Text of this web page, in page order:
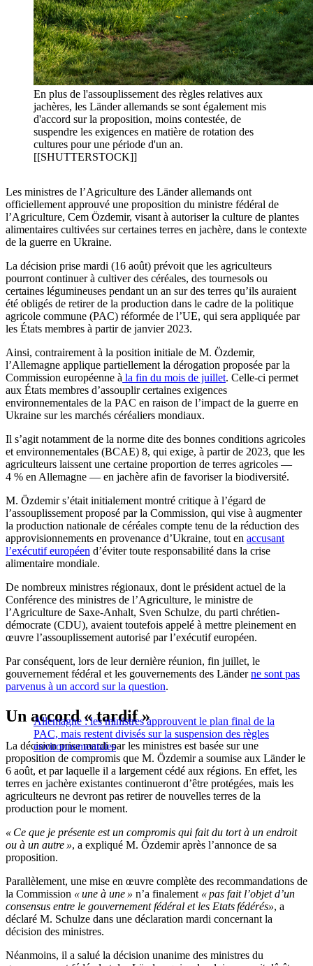
En plus de l'assouplissement des règles relatives aux
jachères, les Länder allemands se sont également mis
d'accord sur la proposition, moins contestée, de
suspendre les exigences en matière de rotation des
cultures pour une période d'un an.
[[SHUTTERSTOCK]]
Les ministres de l’Agriculture des Länder allemands ont
officiellement approuvé une proposition du ministre fédéral de
l’Agriculture, Cem Özdemir, visant à autoriser la culture de plantes
alimentaires cultivées sur certaines terres en jachère, dans le contexte
de la guerre en Ukraine.
La décision prise mardi (16 août) prévoit que les agriculteurs
pourront continuer à cultiver des céréales, des tournesols ou
certaines légumineuses pendant un an sur des terres qu’ils auraient
été obligés de retirer de la production dans le cadre de la politique
agricole commune (PAC) réformée de l’UE, qui sera appliquée par
les États membres à partir de janvier 2023.
Ainsi, contrairement à la position initiale de M. Özdemir,
l’Allemagne applique partiellement la dérogation proposée par la
Commission européenne à la fin du mois de juillet. Celle-ci permet
aux États membres d’assouplir certaines exigences
environnementales de la PAC en raison de l’impact de la guerre en
Ukraine sur les marchés céréaliers mondiaux.
Il s’agit notamment de la norme dite des bonnes conditions agricoles
et environnementales (BCAE) 8, qui exige, à partir de 2023, que les
agriculteurs laissent une certaine proportion de terres agricoles —
4 % en Allemagne — en jachère afin de favoriser la biodiversité.
M. Özdemir s’était initialement montré critique à l’égard de
l’assouplissement proposé par la Commission, qui vise à augmenter
la production nationale de céréales compte tenu de la réduction des
approvisionnements en provenance d’Ukraine, tout en accusant
l’exécutif européen d’éviter toute responsabilité dans la crise
alimentaire mondiale.
De nombreux ministres régionaux, dont le président actuel de la
Conférence des ministres de l’Agriculture, le ministre de
l’Agriculture de Saxe-Anhalt, Sven Schulze, du parti chrétien-
démocrate (CDU), avaient toutefois appelé à mettre pleinement en
œuvre l’assouplissement autorisé par l’exécutif européen.
Par conséquent, lors de leur dernière réunion, fin juillet, le
gouvernement fédéral et les gouvernements des Länderne sont pas
parvenus à un accord sur la question.
Allemagne : les ministres approuvent le plan final de la
PAC, mais restent divisés sur la suspension des règles
environnementales
Un accord « tardif »
La décision prise mardi par les ministres est basée sur une
proposition de compromis que M. Özdemir a soumise aux Länder le
6 août, et par laquelle il a largement cédé aux régions. En effet, les
terres en jachère existantes continueront d’être protégées, mais les
agriculteurs ne devront pas retirer de nouvelles terres de la
production pour le moment.
« Ce que je présente est un compromis qui fait du tort à un endroit
ou à un autre », a expliqué M. Özdemir après l’annonce de sa
proposition.
Parallèlement, une mise en œuvre complète des recommandations de
la Commission « une à une » n’a finalement « pas fait l’objet d’un
consensus entre le gouvernement fédéral et les Etats fédérés», a
déclaré M. Schulze dans une déclaration mardi concernant la
décision des ministres.
Néanmoins, il a salué la décision unanime des ministres du